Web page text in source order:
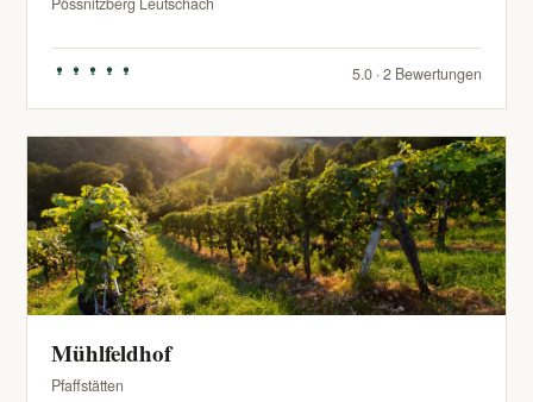
5.0 · 2 Bewertungen
Mühlfeldhof
Pfaffstätten